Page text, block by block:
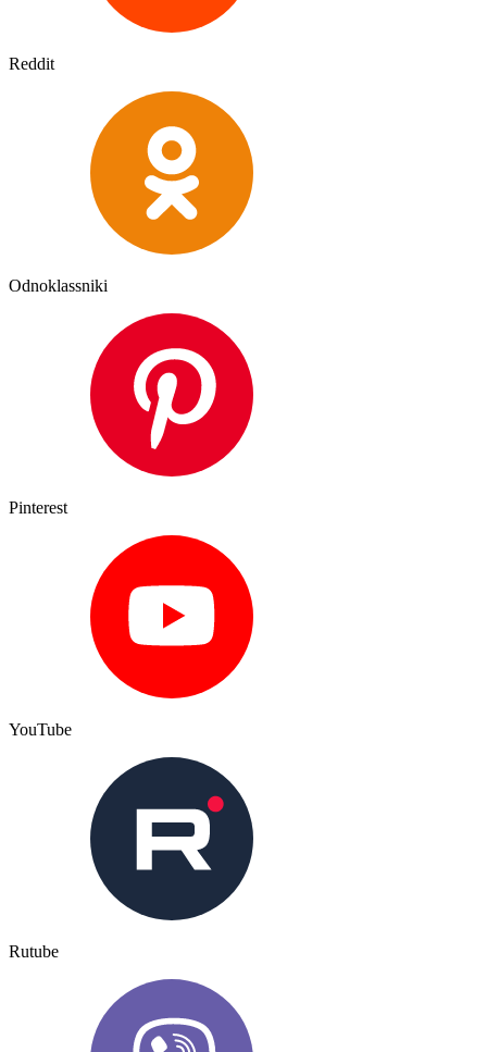
Reddit
Odnoklassniki
Pinterest
YouTube
Rutube